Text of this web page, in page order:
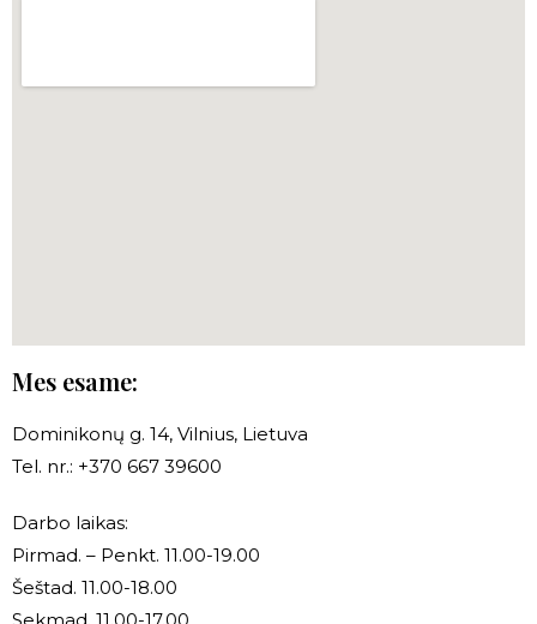
Mes esame:
Dominikonų g. 14, Vilnius, Lietuva
Tel. nr.: +370 667 39600
Darbo laikas:
Pirmad. – Penkt. 11.00-19.00
Šeštad. 11.00-18.00